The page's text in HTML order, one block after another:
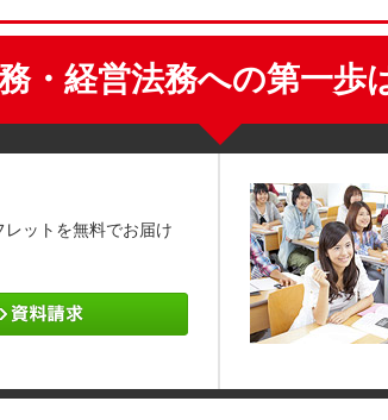
・経営法務への第一歩
レットを無料でお届け